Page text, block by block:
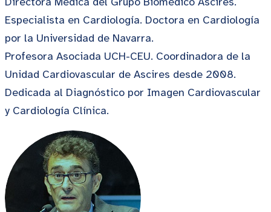
Especialista en Cardiología. Doctora en Cardiología
por la Universidad de Navarra.
Profesora Asociada UCH-CEU. Coordinadora de la
Unidad Cardiovascular de Ascires desde 2008.
Dedicada al Diagnóstico por Imagen Cardiovascular
y Cardiología Clínica.